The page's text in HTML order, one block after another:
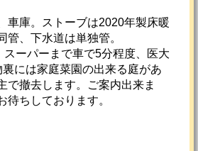
車庫。ストーブは2020年製床暖
管、下水道は単独管。
ーパーまで車で5分程度、医大
には家庭菜園の出来る庭があ
で撤去します。ご案内出来ま
待ちしております。